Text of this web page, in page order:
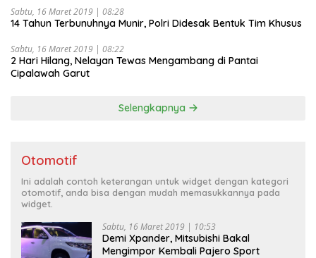
Sabtu, 16 Maret 2019 | 08:28
14 Tahun Terbunuhnya Munir, Polri Didesak Bentuk Tim Khusus
Sabtu, 16 Maret 2019 | 08:22
2 Hari Hilang, Nelayan Tewas Mengambang di Pantai
Cipalawah Garut
Selengkapnya
Otomotif
Ini adalah contoh keterangan untuk widget dengan kategori
otomotif, anda bisa dengan mudah memasukkannya pada
widget.
Sabtu, 16 Maret 2019 | 10:53
Demi Xpander, Mitsubishi Bakal
Mengimpor Kembali Pajero Sport